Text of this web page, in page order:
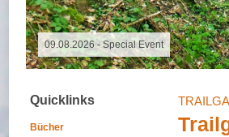
09.08.2026 - Special Event
Quicklinks
Bücher